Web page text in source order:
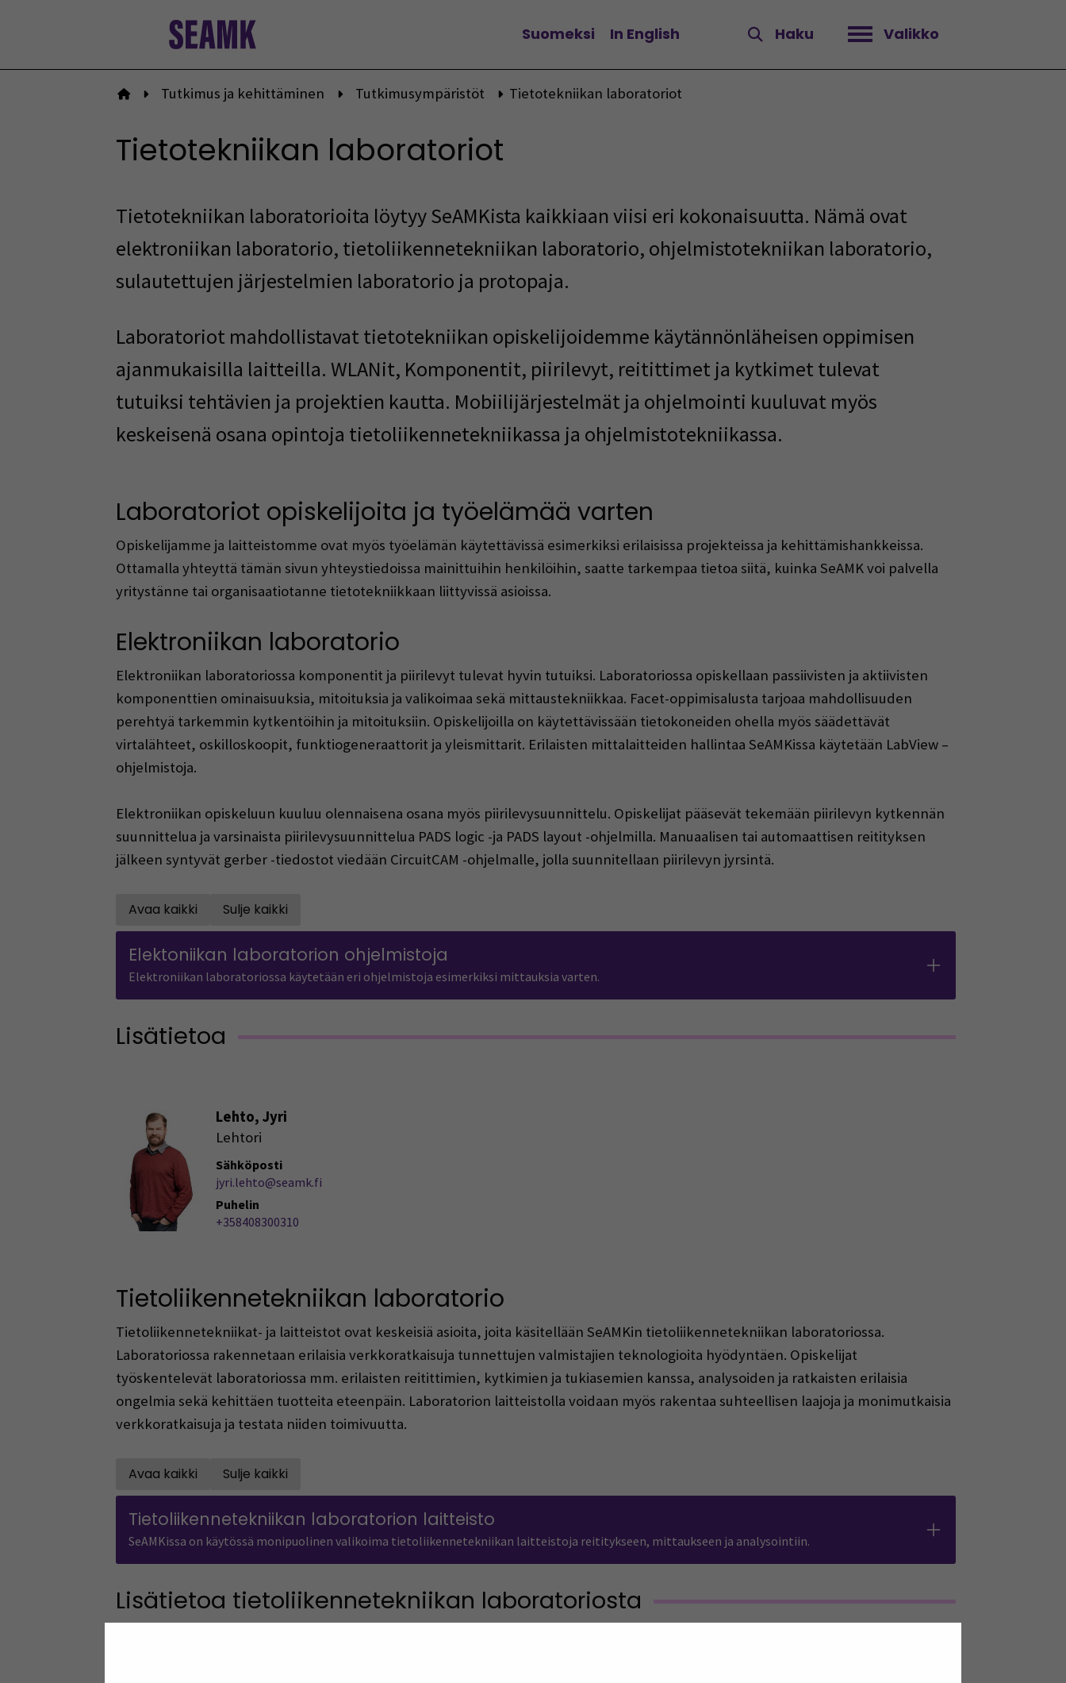
Vaihda kieltä
Suomeksi In English Haku Valikko
Avaa valikko
Etusivulle
Tutkimus ja kehittäminen Tutkimusympäristöt Tietotekniikan laboratoriot
Tietotekniikan laboratoriot
Tietotekniikan laboratorioita löytyy SeAMKista kaikkiaan viisi eri kokonaisuutta. Nämä ovat
elektroniikan laboratorio, tietoliikennetekniikan laboratorio, ohjelmistotekniikan laboratorio,
sulautettujen järjestelmien laboratorio ja protopaja.
Laboratoriot mahdollistavat tietotekniikan opiskelijoidemme käytännönläheisen oppimisen
ajanmukaisilla laitteilla. WLANit, Komponentit, piirilevyt, reitittimet ja kytkimet tulevat
tutuiksi tehtävien ja projektien kautta. Mobiilijärjestelmät ja ohjelmointi kuuluvat myös
keskeisenä osana opintoja tietoliikennetekniikassa ja ohjelmistotekniikassa.
Laboratoriot opiskelijoita ja työelämää varten
Opiskelijamme ja laitteistomme ovat myös työelämän käytettävissä esimerkiksi erilaisissa projekteissa ja kehittämishankkeissa.
Ottamalla yhteyttä tämän sivun yhteystiedoissa mainittuihin henkilöihin, saatte tarkempaa tietoa siitä, kuinka SeAMK voi palvella
yritystänne tai organisaatiotanne tietotekniikkaan liittyvissä asioissa.
Elektroniikan laboratorio
Elektroniikan laboratoriossa komponentit ja piirilevyt tulevat hyvin tutuiksi. Laboratoriossa opiskellaan passiivisten ja aktiivisten
komponenttien ominaisuuksia, mitoituksia ja valikoimaa sekä mittaustekniikkaa. Facet-oppimisalusta tarjoaa mahdollisuuden
perehtyä tarkemmin kytkentöihin ja mitoituksiin. Opiskelijoilla on käytettävissään tietokoneiden ohella myös säädettävät
virtalähteet, oskilloskoopit, funktiogeneraattorit ja yleismittarit. Erilaisten mittalaitteiden hallintaa SeAMKissa käytetään LabView –
ohjelmistoja.
Elektroniikan opiskeluun kuuluu olennaisena osana myös piirilevysuunnittelu. Opiskelijat pääsevät tekemään piirilevyn kytkennän
suunnittelua ja varsinaista piirilevysuunnittelua PADS logic -ja PADS layout -ohjelmilla. Manuaalisen tai automaattisen reitityksen
jälkeen syntyvät gerber -tiedostot viedään CircuitCAM -ohjelmalle, jolla suunnitellaan piirilevyn jyrsintä.
Avaa kaikki
Open all accordions
Sulje kaikki
Elektoniikan laboratorion ohjelmistoja
Elektroniikan laboratoriossa käytetään eri ohjelmistoja esimerkiksi mittauksia varten.
Lisätietoa
Lehto, Jyri
Lehtori
Sähköposti
jyri.lehto@seamk.fi
Puhelin
+358408300310
Tietoliikennetekniikan laboratorio
Tietoliikennetekniikat- ja laitteistot ovat keskeisiä asioita, joita käsitellään SeAMKin tietoliikennetekniikan laboratoriossa.
Laboratoriossa rakennetaan erilaisia verkkoratkaisuja tunnettujen valmistajien teknologioita hyödyntäen. Opiskelijat
työskentelevät laboratoriossa mm. erilaisten reitittimien, kytkimien ja tukiasemien kanssa, analysoiden ja ratkaisten erilaisia
ongelmia sekä kehittäen tuotteita eteenpäin. Laboratorion laitteistolla voidaan myös rakentaa suhteellisen laajoja ja monimutkaisia
verkkoratkaisuja ja testata niiden toimivuutta.
Avaa kaikki
Open all accordions
Sulje kaikki
Tietoliikennetekniikan laboratorion laitteisto
SeAMKissa on käytössä monipuolinen valikoima tietoliikennetekniikan laitteistoja reititykseen, mittaukseen ja analysointiin.
Lisätietoa tietoliikennetekniikan laboratoriosta